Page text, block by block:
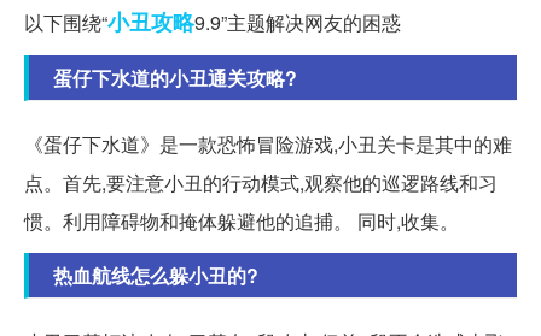
以下围绕“小丑攻略9.9”主题解决网友的困惑
蛋仔下水道的小丑通关攻略?
《蛋仔下水道》是一款恐怖冒险游戏,小丑关卡是其中的难
点。首先,要注意小丑的行动模式,观察他的巡逻路线和习
惯。利用障碍物和掩体躲避他的追捕。 同时,收集。
热血航线怎么躲小丑的?